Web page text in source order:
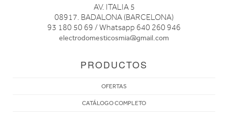
AV. ITALIA 5
08917. BADALONA (BARCELONA)
93 180 50 69 / Whatsapp 640 260 946
electrodomesticosmia@gmail.com
PRODUCTOS
OFERTAS
CATÁLOGO COMPLETO